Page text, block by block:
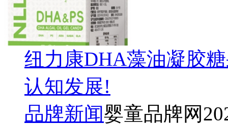
纽力康DHA藻油凝胶
认知发展!
品牌新闻婴童品牌网